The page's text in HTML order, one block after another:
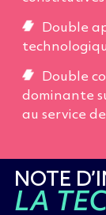
Double
Double
dominante
au service
NOTE
LA